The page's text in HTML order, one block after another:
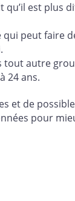
qu’il est plus
qui peut faire
autre
24 ans.
et de
pour